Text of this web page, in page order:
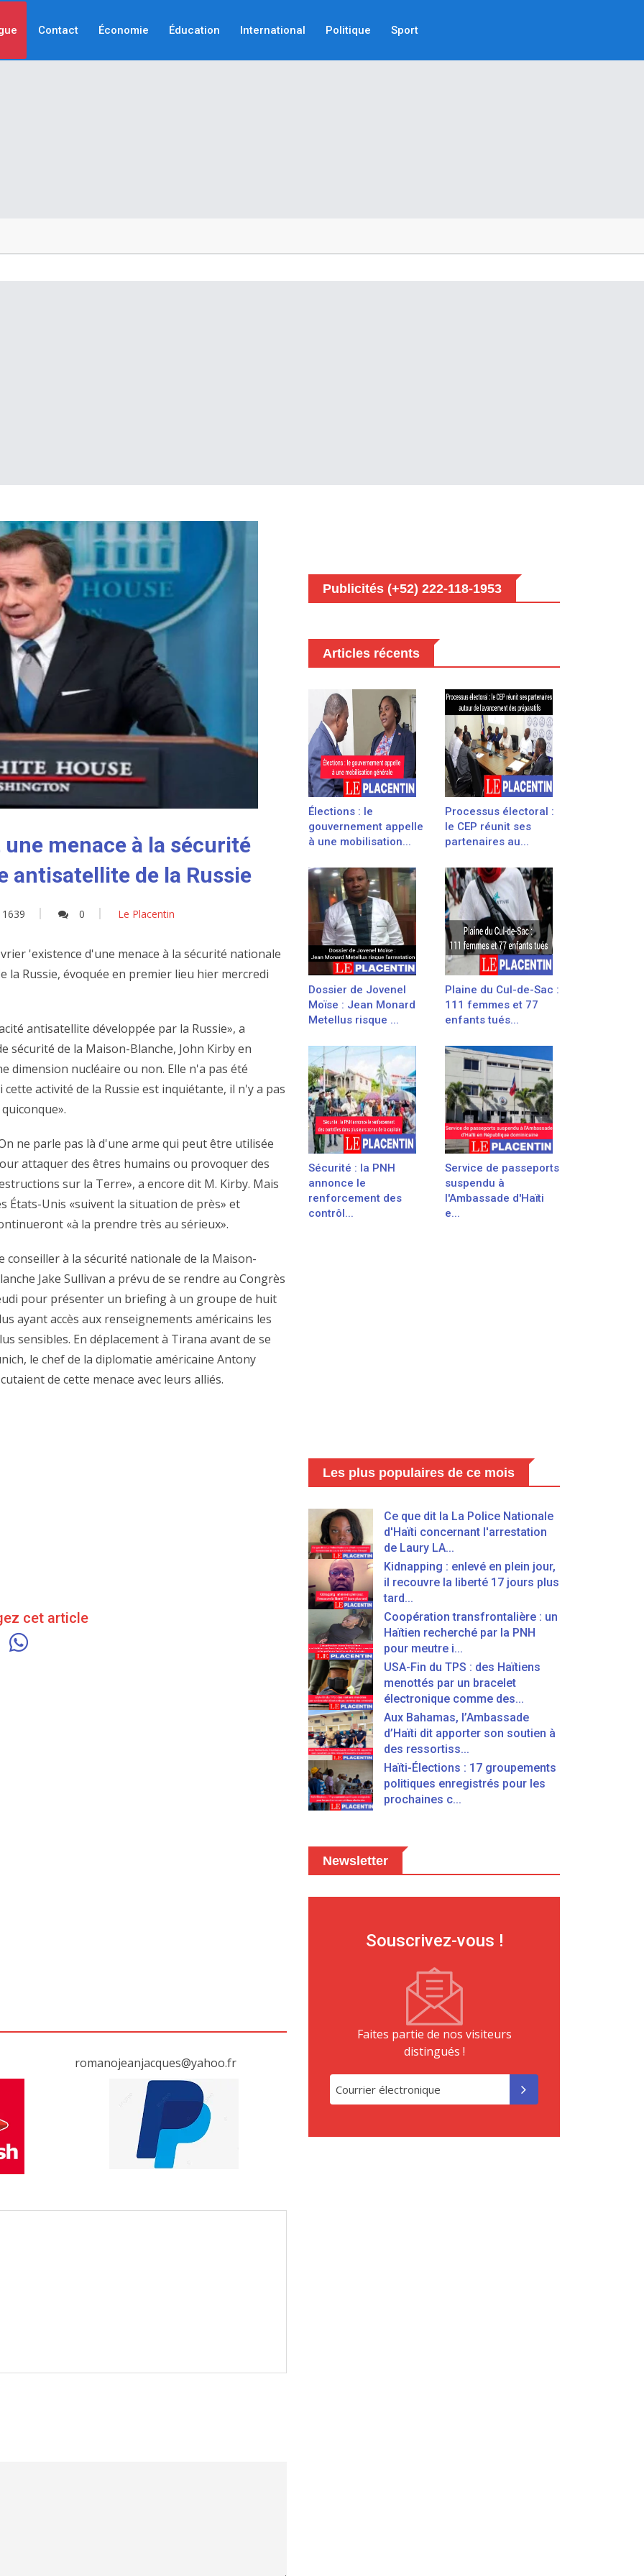
Contact Économie Éducation International Politique Sport
menace à la sécurité
antisatellite de la Russie
1639 0 Le Placentin
'existence d'une menace à la sécurité nationale
la Russie, évoquée en premier lieu hier mercredi
antisatellite développée par la Russie», a
sécurité de la Maison-Blanche, John Kirby en
dimension nucléaire ou non. Elle n'a pas été
activité de la Russie est inquiétante, il n'y a pas
ne parle pas là d'une arme qui peut être utilisée
attaquer des êtres humains ou provoquer des
sur la Terre», a encore dit M. Kirby. Mais
États-Unis «suivent la situation de près» et
«à la prendre très au sérieux».
conseiller à la sécurité nationale de la Maison-
Jake Sullivan a prévu de se rendre au Congrès
pour présenter un briefing à un groupe de huit
ayant accès aux renseignements américains les
sensibles. En déplacement à Tirana avant de se
le chef de la diplomatie américaine Antony
de cette menace avec leurs alliés.
cet article
romanojeanjacques@yahoo.fr
Publicités (+52) 222-118-1953
Articles récents
Élections : le
gouvernement appelle
à une mobilisation...
Processus électoral :
le CEP réunit ses
partenaires au...
Dossier de Jovenel
Moïse : Jean Monard
Metellus risque ...
Plaine du Cul-de-Sac :
111 femmes et 77
enfants tués...
Sécurité : la PNH
annonce le
renforcement des
contrôl...
Service de passeports
suspendu à
l'Ambassade d'Haïti
e...
Les plus populaires de ce mois
Ce que dit la La Police Nationale
d'Haïti concernant l'arrestation
de Laury LA...
Kidnapping : enlevé en plein jour,
il recouvre la liberté 17 jours plus
tard...
Coopération transfrontalière : un
Haïtien recherché par la PNH
pour meutre i...
USA-Fin du TPS : des Haïtiens
menottés par un bracelet
électronique comme des...
Aux Bahamas, l’Ambassade
d’Haïti dit apporter son soutien à
des ressortiss...
Haïti-Élections : 17 groupements
politiques enregistrés pour les
prochaines c...
Newsletter
Souscrivez-vous !
Faites partie de nos visiteurs
distingués !